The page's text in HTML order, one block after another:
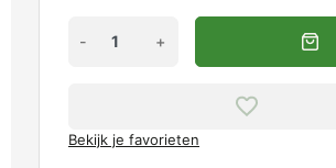
- +
Bekijk je favorieten